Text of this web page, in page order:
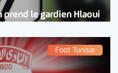
prend le gardien Hlaoui
Foot Tunisie